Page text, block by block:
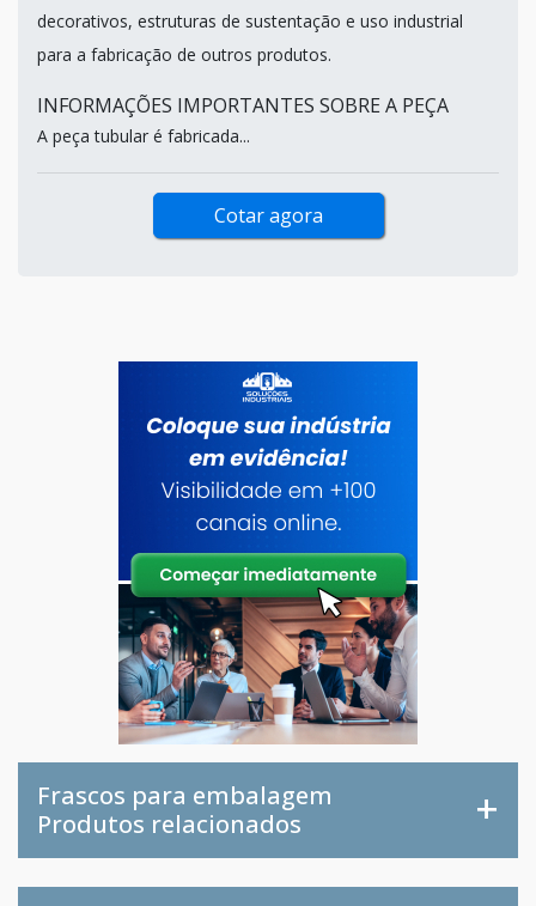
decorativos, estruturas de sustentação e uso industrial
para a fabricação de outros produtos.
INFORMAÇÕES IMPORTANTES SOBRE A PEÇA
A peça tubular é fabricada...
Cotar agora
Frascos para embalagem
Produtos relacionados